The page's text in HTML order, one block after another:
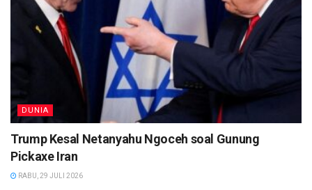
DUNIA
Trump Kesal Netanyahu Ngoceh soal Gunung
Pickaxe Iran
RABU, 29 JULI 2026